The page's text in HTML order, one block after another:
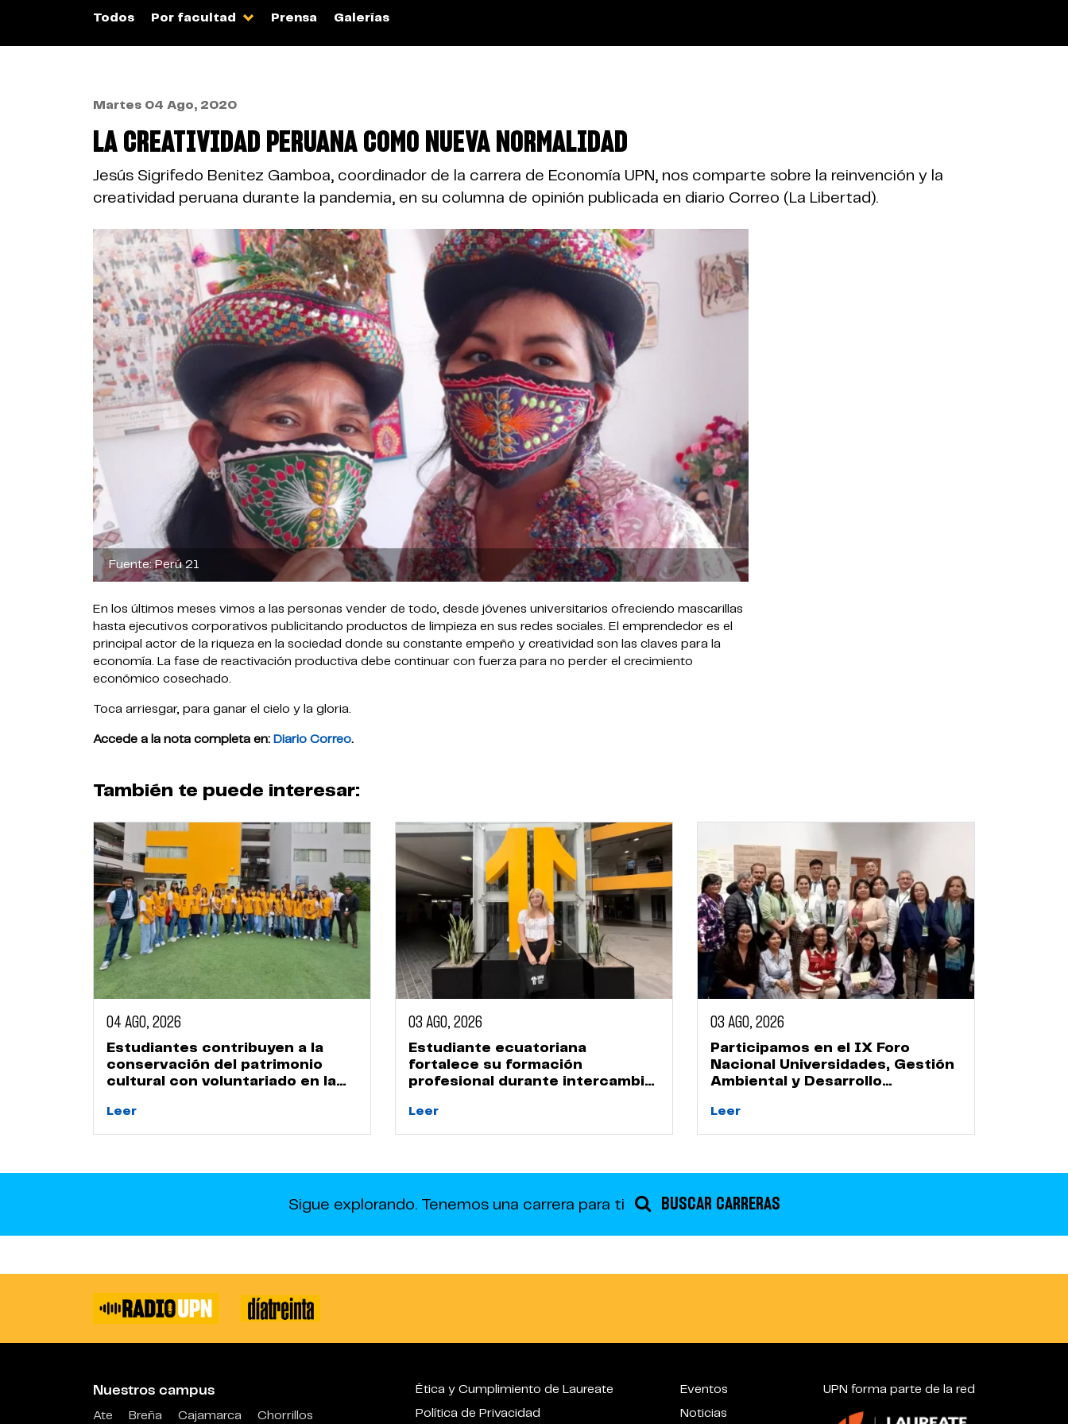
Todos Por facultad Prensa Galerías
Martes 04 Ago, 2020
LA CREATIVIDAD PERUANA COMO NUEVA NORMALIDAD
Jesús Sigrifedo Benitez Gamboa, coordinador de la carrera de Economía UPN, nos comparte sobre la reinvención y la
creatividad peruana durante la pandemia, en su columna de opinión publicada en diario Correo (La Libertad).
Fuente: Perú 21
En los últimos meses vimos a las personas vender de todo, desde jóvenes universitarios ofreciendo mascarillas
hasta ejecutivos corporativos publicitando productos de limpieza en sus redes sociales. El emprendedor es el
principal actor de la riqueza en la sociedad donde su constante empeño y creatividad son las claves para la
economía. La fase de reactivación productiva debe continuar con fuerza para no perder el crecimiento
económico cosechado.
Toca arriesgar, para ganar el cielo y la gloria.
Accede a la nota completa en: Diario Correo.
También te puede interesar:
04 AGO, 2026
Estudiantes contribuyen a la
conservación del patrimonio
cultural con voluntariado en la
Leer
03 AGO, 2026
Estudiante ecuatoriana
fortalece su formación
profesional durante intercambio
Leer
03 AGO, 2026
Participamos en el IX Foro
Nacional Universidades, Gestión
Ambiental y Desarrollo
Leer
Sigue explorando. Tenemos una carrera para ti BUSCAR CARRERAS
Nuestros campus
Ate Breña Cajamarca Chorrillos
Ética y Cumplimiento de Laureate
Política de Privacidad
Eventos
Noticias
UPN forma parte de la red